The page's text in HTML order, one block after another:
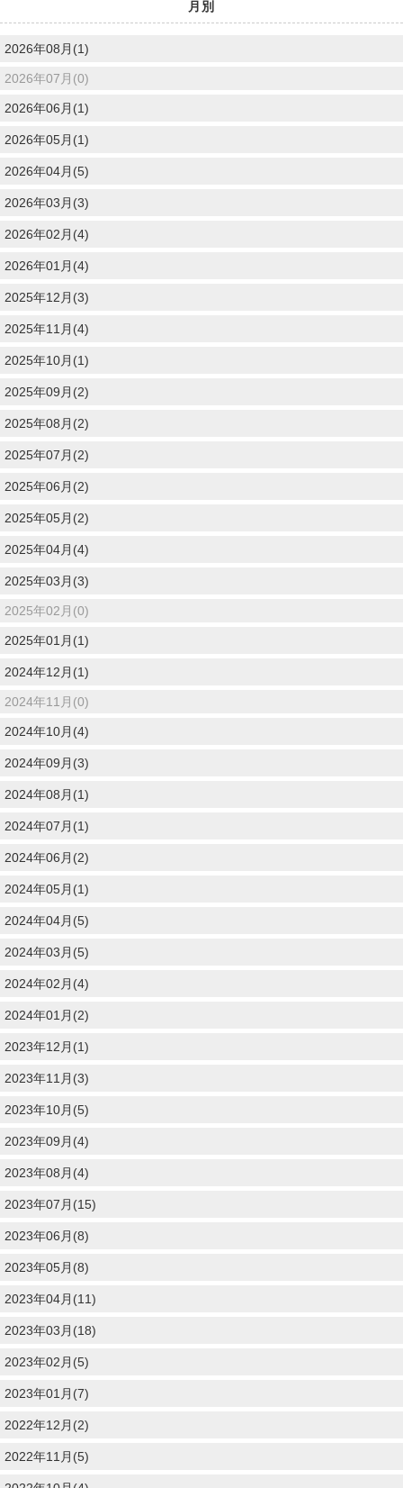
月別
2026年08月(1)
2026年07月(0)
2026年06月(1)
2026年05月(1)
2026年04月(5)
2026年03月(3)
2026年02月(4)
2026年01月(4)
2025年12月(3)
2025年11月(4)
2025年10月(1)
2025年09月(2)
2025年08月(2)
2025年07月(2)
2025年06月(2)
2025年05月(2)
2025年04月(4)
2025年03月(3)
2025年02月(0)
2025年01月(1)
2024年12月(1)
2024年11月(0)
2024年10月(4)
2024年09月(3)
2024年08月(1)
2024年07月(1)
2024年06月(2)
2024年05月(1)
2024年04月(5)
2024年03月(5)
2024年02月(4)
2024年01月(2)
2023年12月(1)
2023年11月(3)
2023年10月(5)
2023年09月(4)
2023年08月(4)
2023年07月(15)
2023年06月(8)
2023年05月(8)
2023年04月(11)
2023年03月(18)
2023年02月(5)
2023年01月(7)
2022年12月(2)
2022年11月(5)